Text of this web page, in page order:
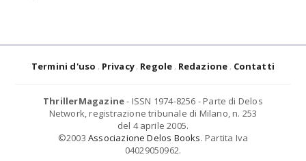
Termini d'uso Privacy Regole Redazione Contatti
ThrillerMagazine- ISSN 1974-8256 - Parte di Delos
Network, registrazione tribunale di Milano, n. 253
del 4 aprile 2005.
©2003 Associazione Delos Books. Partita Iva
04029050962.